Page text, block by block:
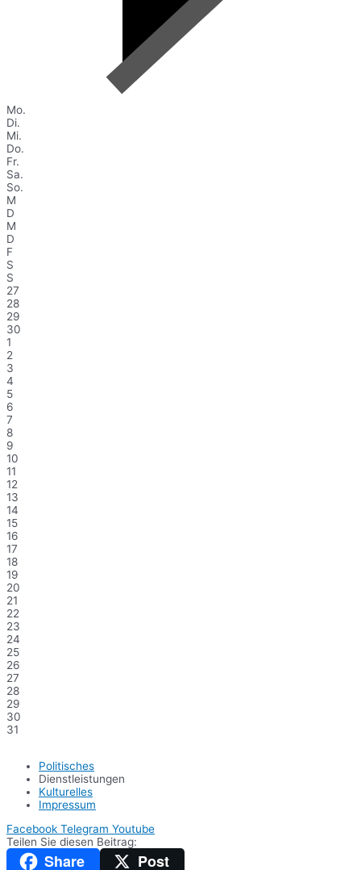
Mo.
Di.
Mi.
Do.
Fr.
Sa.
So.
M
D
M
D
F
S
S
27
28
29
30
1
2
3
4
5
6
7
8
9
10
11
12
13
14
15
16
17
18
19
20
21
22
23
24
25
26
27
28
29
30
31
Politisches
Dienstleistungen
Kulturelles
Impressum
Facebook Telegram Youtube
Teilen Sie diesen Beitrag:
Share Post